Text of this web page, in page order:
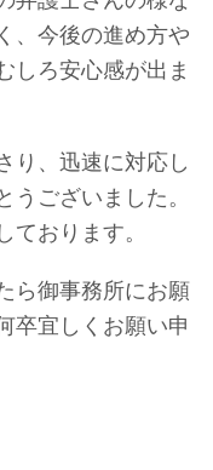
、今後の進め方や
しろ安心感が出ま
り、迅速に対応し
ございました。
おります。
ら御事務所にお願
卒宜しくお願い申